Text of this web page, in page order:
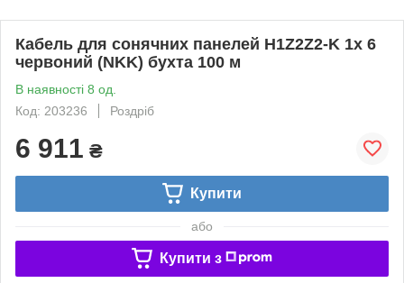
Кабель для сонячних панелей H1Z2Z2-K 1x 6
червоний (NKK) бухта 100 м
В наявності 8 од.
Код: 203236
Роздріб
6 911 ₴
Купити
або
Купити з